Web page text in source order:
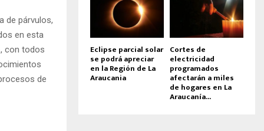
de párvulos,
en esta
con todos
de
Eclipse parcial solar
se podrá apreciar
en la Región de La
Araucania
Cortes de
electricidad
programados
afectarán a miles
de hogares en La
Araucanía...